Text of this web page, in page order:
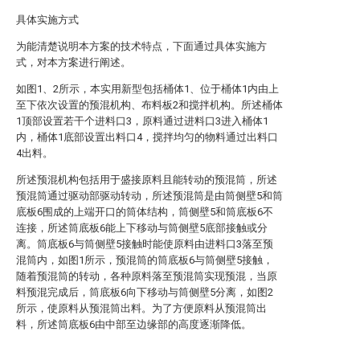
具体实施方式
为能清楚说明本方案的技术特点，下面通过具体实施方
式，对本方案进行阐述。
如图1、2所示，本实用新型包括桶体1、位于桶体1内由上
至下依次设置的预混机构、布料板2和搅拌机构。所述桶体
1顶部设置若干个进料口3，原料通过进料口3进入桶体1
内，桶体1底部设置出料口4，搅拌均匀的物料通过出料口
4出料。
所述预混机构包括用于盛接原料且能转动的预混筒，所述
预混筒通过驱动部驱动转动，所述预混筒是由筒侧壁5和筒
底板6围成的上端开口的筒体结构，筒侧壁5和筒底板6不
连接，所述筒底板6能上下移动与筒侧壁5底部接触或分
离。筒底板6与筒侧壁5接触时能使原料由进料口3落至预
混筒内，如图1所示，预混筒的筒底板6与筒侧壁5接触，
随着预混筒的转动，各种原料落至预混筒实现预混，当原
料预混完成后，筒底板6向下移动与筒侧壁5分离，如图2
所示，使原料从预混筒出料。为了方便原料从预混筒出
料，所述筒底板6由中部至边缘部的高度逐渐降低。